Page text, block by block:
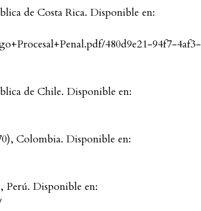
de Costa Rica. Disponible en:
480d9e21-94f7-4af3-
de Chile. Disponible en:
Colombia. Disponible en:
Perú. Disponible en: